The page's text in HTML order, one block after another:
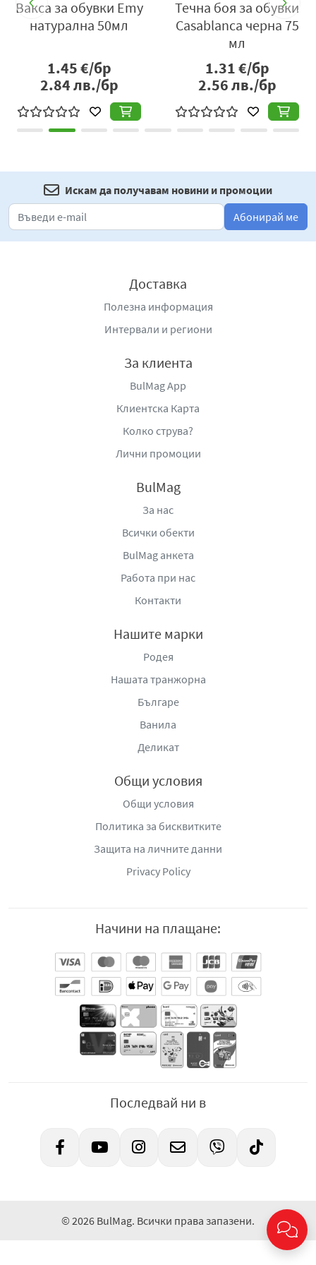
Вакса за обувки Emy
натурална 50мл
1.45€/бр
2.84лв./бр
Течна боя за обувки
Casablanca черна 75
мл
1.31€/бр
2.56лв./бр
Искам да получавам новини и промоции
Абонирай ме
Доставка
Полезна информация
Интервали и региони
За клиента
BulMag App
Клиентска Карта
Колко струва?
Лични промоции
BulMag
За нас
Всички обекти
BulMag анкета
Работа при нас
Контакти
Нашите марки
Родея
Нашата транжорна
Българе
Ванила
Деликат
Общи условия
Общи условия
Политика за бисквитките
Защита на личните данни
Privacy Policy
Начини на плащане:
Последвай ни в
© 2026 BulMag. Всички права запазени.